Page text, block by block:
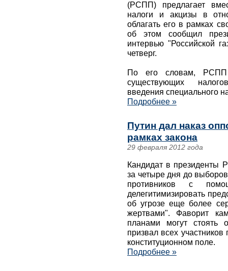
(РСПП) предлагает
налоги и акцизы в
облагать его в рамках
об этом сообщил
интервью "Российской
четверг.
По его словам, РСПП
существующих
введения специального
Подробнее »
Путин дал наказ
рамках закона
29 февраля 2012 года
Кандидат в президенты
за четыре дня до
противников с
делегитимизировать
об угрозе еще более
жертвами". Фаворит
планами могут стоять
призвал всех участников
конституционном поле.
Подробнее »